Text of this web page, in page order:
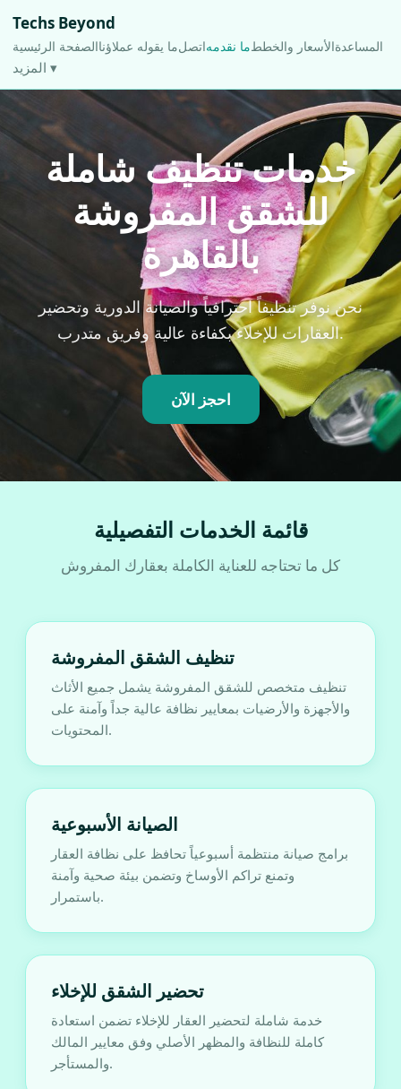
Techs Beyond
الصفحة الرئيسيةما يقوله عملاؤنااتصلما نقدمهالأسعار والخططالمساعدة
المزيد ▾
خدمات تنظيف شاملة
للشقق المفروشة
بالقاهرة
نحن نوفر تنظيفاً احترافياً والصيانة الدورية وتحضير
العقارات للإخلاء بكفاءة عالية وفريق متدرب.
احجز الآن
قائمة الخدمات التفصيلية
كل ما تحتاجه للعناية الكاملة بعقارك المفروش
تنظيف الشقق المفروشة
تنظيف متخصص للشقق المفروشة يشمل جميع الأثاث
والأجهزة والأرضيات بمعايير نظافة عالية جداً وآمنة على
المحتويات.
الصيانة الأسبوعية
برامج صيانة منتظمة أسبوعياً تحافظ على نظافة العقار
وتمنع تراكم الأوساخ وتضمن بيئة صحية وآمنة
باستمرار.
تحضير الشقق للإخلاء
خدمة شاملة لتحضير العقار للإخلاء تضمن استعادة
كاملة للنظافة والمظهر الأصلي وفق معايير المالك
والمستأجر.